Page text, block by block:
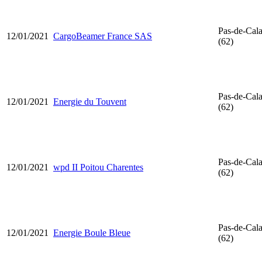
12/01/2021 CargoBeamer France SAS
Pas-de-
(62)
12/01/2021 Energie du Touvent
Pas-de-
(62)
12/01/2021 wpd II Poitou Charentes
Pas-de-
(62)
12/01/2021 Energie Boule Bleue
Pas-de-
(62)